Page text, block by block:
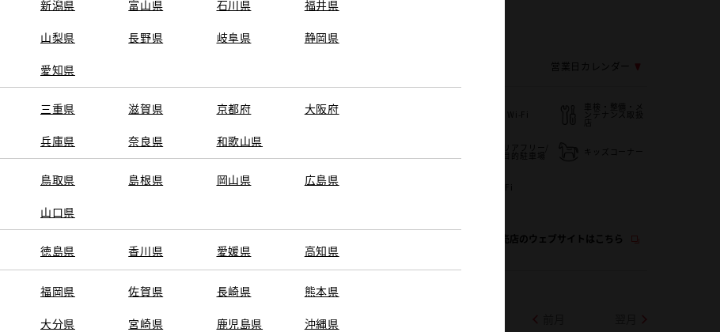
新潟県 富山県 石川県 福井県
山梨県 長野県 岐阜県 静岡県
愛知県
三重県 滋賀県 京都府 大阪府
兵庫県 奈良県 和歌山県
鳥取県 島根県 岡山県 広島県
山口県
徳島県 香川県 愛媛県 高知県
福岡県 佐賀県 長崎県 熊本県
大分県 宮崎県 鹿児島県 沖縄県
月曜日
※営業時間は状況に応じ変更する場合がございます
営業日カレンダー
施設情報・
バリアフリー/
フラットフロア au Wi-Fi
車検・整備・メ
ンテナンス取扱
シート）
自動洗車機 WiFi
この販売店のウェブサイトはこちら